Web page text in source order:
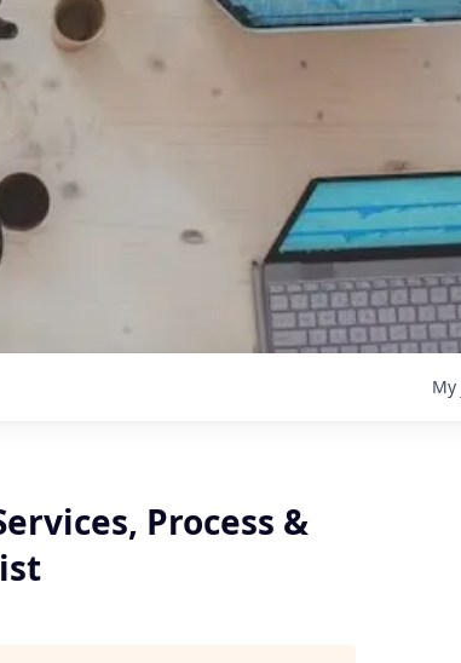
My
Process &